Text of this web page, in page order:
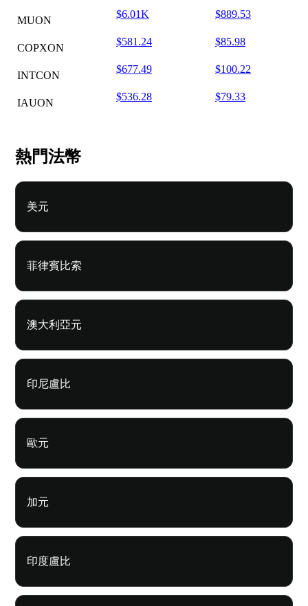
MUON
$6.01K $889.53
COPXON
$581.24 $85.98
INTCON
$677.49 $100.22
IAUON
$536.28 $79.33
熱門法幣
美元
菲律賓比索
澳大利亞元
印尼盧比
歐元
加元
印度盧比